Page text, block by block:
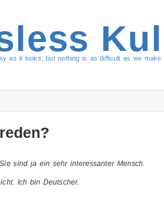
as it looks, but nothing is as difficult as we make
sind ja ein sehr interessanter Mensch.
Ich bin Deutscher.